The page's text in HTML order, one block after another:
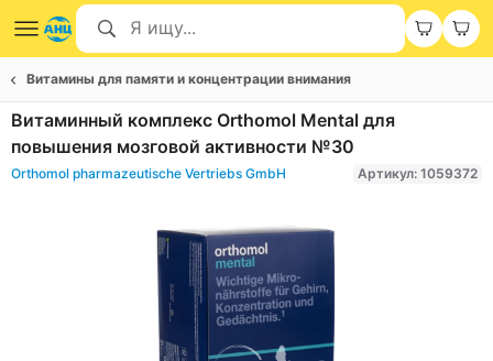
Витамины для памяти и концентрации внимания
Витаминный комплекс Orthomol Mental для
повышения мозговой активности №30
Orthomol pharmazeutische Vertriebs GmbH Артикул: 1059372